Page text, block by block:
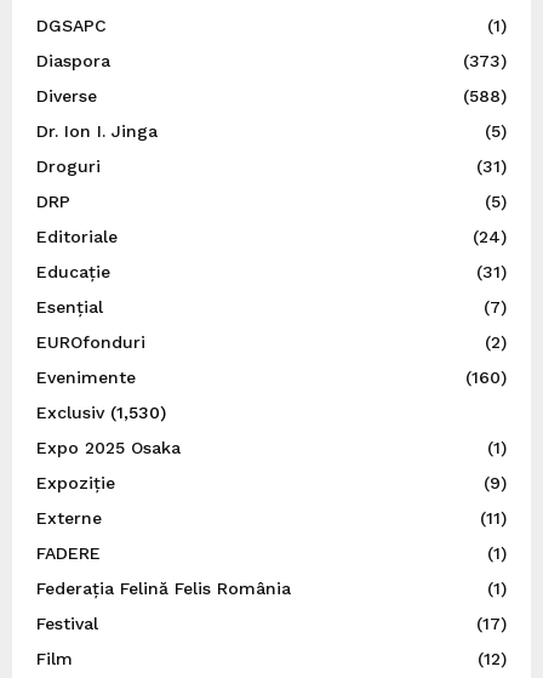
DGSAPC
(1)
Diaspora
(373)
Diverse
(588)
Dr. Ion I. Jinga
(5)
Droguri
(31)
DRP
(5)
Editoriale
(24)
Educație
(31)
Esențial
(7)
EUROfonduri
(2)
Evenimente
(160)
Exclusiv(1,530)
Expo 2025 Osaka
(1)
Expoziție
(9)
Externe
(11)
FADERE
(1)
Federația Felină Felis România
(1)
Festival
(17)
Film
(12)